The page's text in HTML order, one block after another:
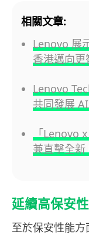
相關文章:
Lenovo 展
香港邁向
Lenovo
共同發展
「Lenovo
兼直擊全
延續高保安
至於保安性能